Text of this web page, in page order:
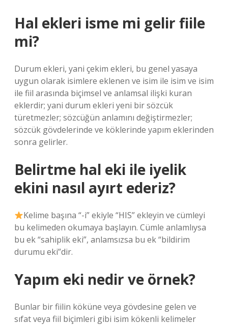
Hal ekleri isme mi gelir fiile
mi?
Durum ekleri, yani çekim ekleri, bu genel yasaya
uygun olarak isimlere eklenen ve isim ile isim ve isim
ile fiil arasında biçimsel ve anlamsal ilişki kuran
eklerdir; yani durum ekleri yeni bir sözcük
türetmezler; sözcüğün anlamını değiştirmezler;
sözcük gövdelerinde ve köklerinde yapım eklerinden
sonra gelirler.
Belirtme hal eki ile iyelik
ekini nasıl ayırt ederiz?
Kelime başına “-i” ekiyle “HIS” ekleyin ve cümleyi
bu kelimeden okumaya başlayın. Cümle anlamlıysa
bu ek “sahiplik eki”, anlamsızsa bu ek “bildirim
durumu eki”dir.
Yapım eki nedir ve örnek?
Bunlar bir fiilin köküne veya gövdesine gelen ve
sıfat veya fiil biçimleri gibi isim kökenli kelimeler